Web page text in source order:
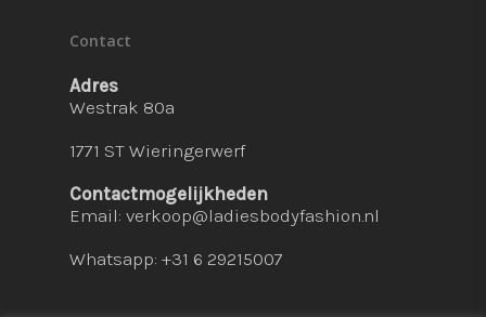
Contact
Adres
Westrak 80a
1771 ST Wieringerwerf
Contactmogelijkheden
Email: verkoop@ladiesbodyfashion.nl
Whatsapp: +31 6 29215007